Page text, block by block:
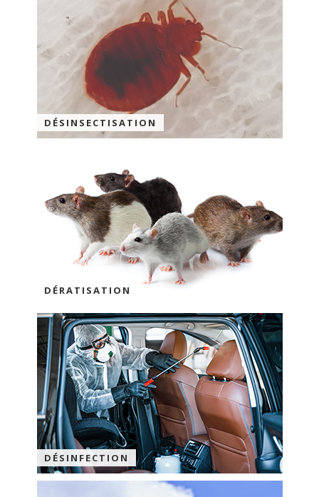
DÉSINSECTISATION
DÉRATISATION
DÉSINFECTION